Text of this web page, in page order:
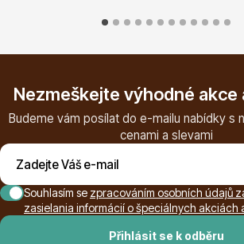
Nezmeškejte výhodné akce
Budeme vám posílat do e-mailu nabídky s
cenami a slevami
Přihlásit se k odběru
Souhlasím se zpracováním osobních údajů
zasielania informácií o špeciálnych akciách